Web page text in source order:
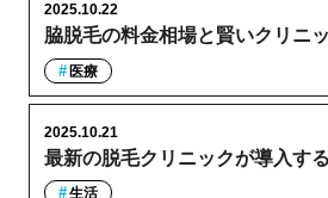
脇脱毛の料金相場と賢いクリニ
2025.10.22
医療
最新の脱毛クリニックが導入す
2025.10.21
生活